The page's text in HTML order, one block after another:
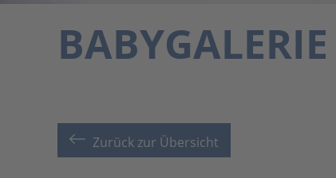
BABYGALERIE
Zurück zur Übersicht